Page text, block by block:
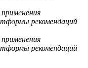
рекомендаций
рекомендаций